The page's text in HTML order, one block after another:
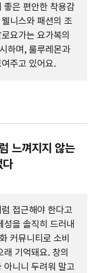
좋은 편안한 착용감
니스와 패션의 조
요가는 요가복의
하며, 룰루레몬과
주고 있어요.
느껴지지 않는
다
접근해야 한다고
을 솔직히 드러내
커뮤니티로 소비
기억돼요. 창의
아니니 두려워 말고